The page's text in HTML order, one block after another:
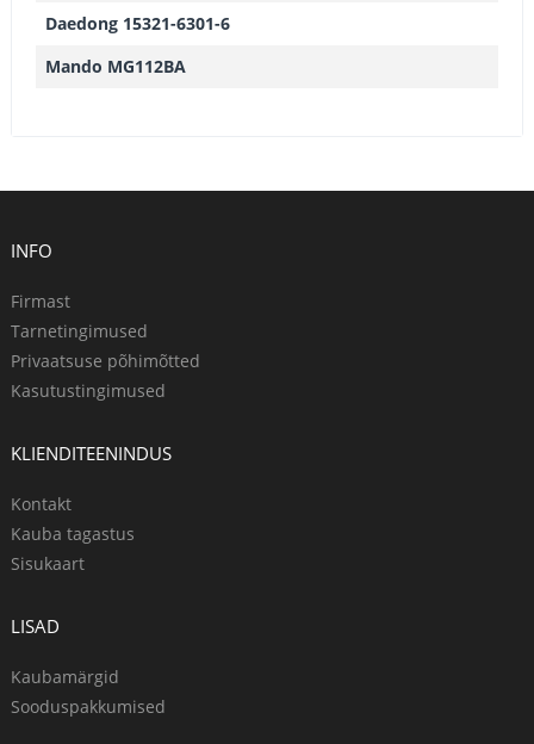
Daedong 15321-6301-6
Mando MG112BA
INFO
Firmast
Tarnetingimused
Privaatsuse põhimõtted
Kasutustingimused
KLIENDITEENINDUS
Kontakt
Kauba tagastus
Sisukaart
LISAD
Kaubamärgid
Sooduspakkumised